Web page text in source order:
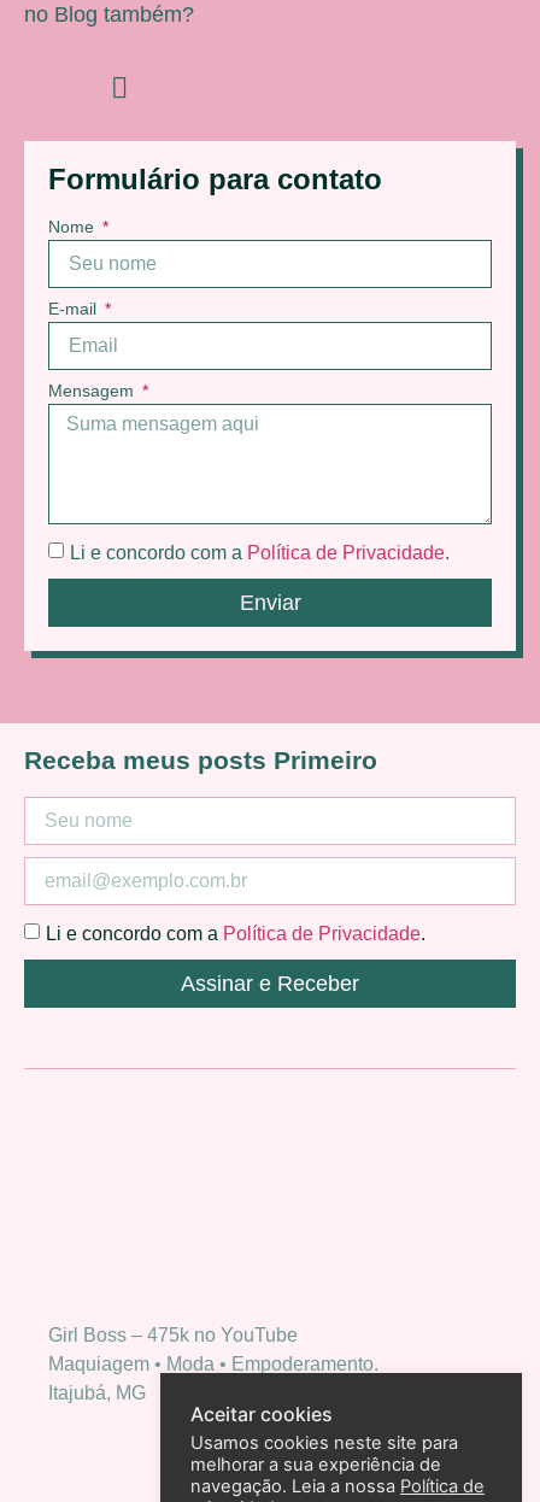
Formulário para contato
Nome
E-mail
Mensagem
Li e concordo com a Política de Privacidade.
Enviar
no Blog também?
Girl Boss – 475k no YouTube
Maquiagem • Moda • Empoderamento.
Itajubá, MG
Receba meus posts Primeiro
Li e concordo com a Política de Privacidade.
Assinar e Receber
Aceitar cookies
Usamos cookies neste site para
melhorar a sua experiência de
navegação. Leia a nossa Política de